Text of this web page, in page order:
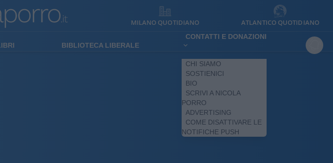
MILANO QUOTIDIANO ATLANTICO QUOTIDIANO
BIBLIOTECA LIBERALE
CONTATTI E DONAZIONI
CHI SIAMO
SOSTIENICI
BIO
SCRIVI A NICOLA
PORRO
ADVERTISING
COME DISATTIVARE LE
NOTIFICHE PUSH